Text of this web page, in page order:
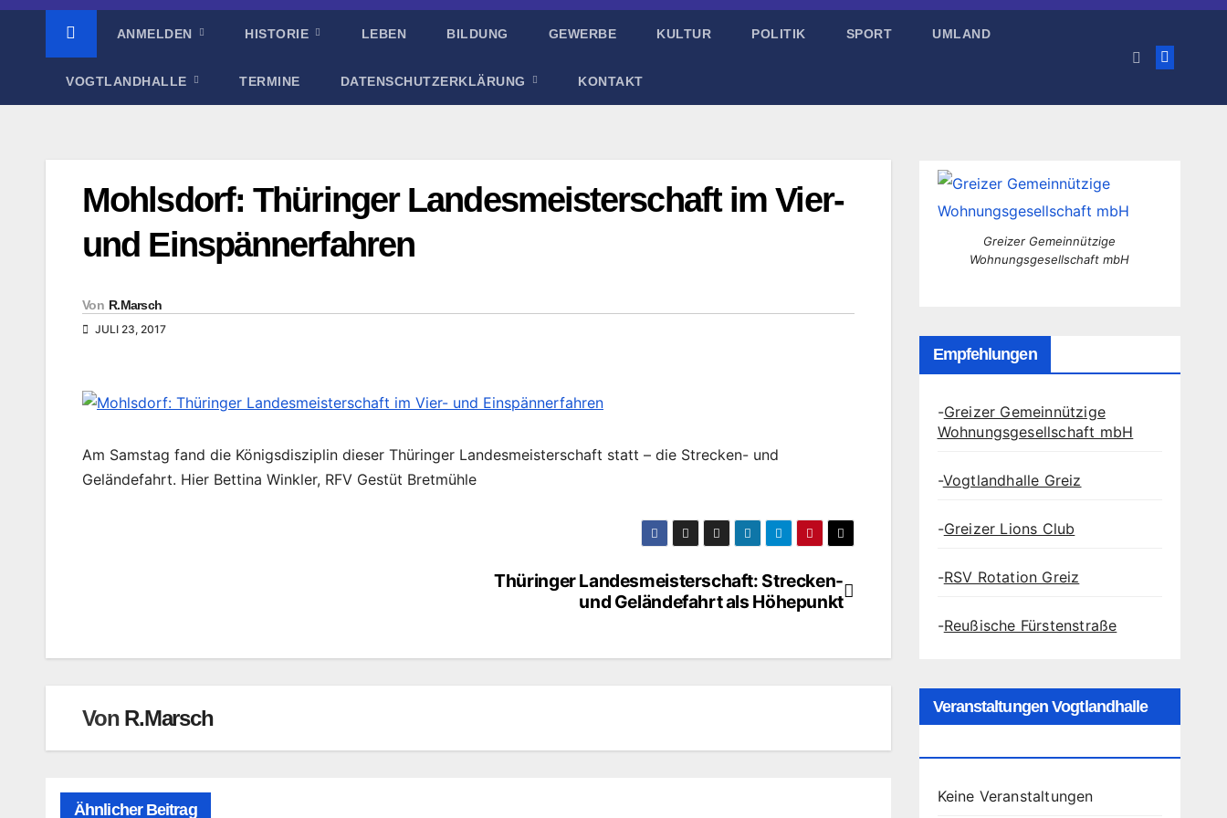
ANMELDEN HISTORIE LEBEN BILDUNG GEWERBE KULTUR POLITIK SPORT UMLAND
VOGTLANDHALLE TERMINE DATENSCHUTZERKLÄRUNG KONTAKT
Mohlsdorf: Thüringer Landesmeisterschaft im Vier-
und Einspännerfahren
Von R.Marsch
JULI 23, 2017
Am Samstag fand die Königsdisziplin dieser Thüringer Landesmeisterschaft statt – die Strecken- und
Geländefahrt. Hier Bettina Winkler, RFV Gestüt Bretmühle
Thüringer Landesmeisterschaft: Strecken-
und Geländefahrt als Höhepunkt
Von R.Marsch
Ähnlicher Beitrag
Greizer Gemeinnützige
Wohnungsgesellschaft mbH
Empfehlungen
-Greizer Gemeinnützige
Wohnungsgesellschaft mbH
-Vogtlandhalle Greiz
-Greizer Lions Club
-RSV Rotation Greiz
-Reußische Fürstenstraße
Veranstaltungen Vogtlandhalle
Keine Veranstaltungen